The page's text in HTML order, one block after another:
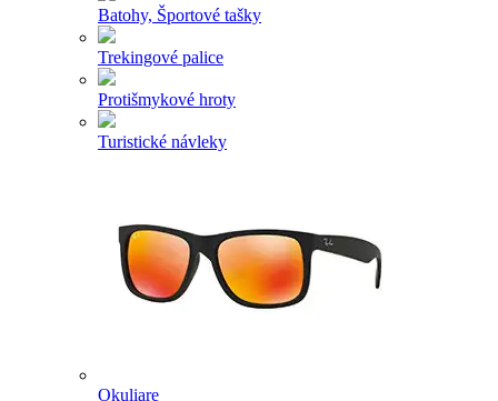
Batohy, Športové tašky
Trekingové palice
Protišmykové hroty
Turistické návleky
Okuliare